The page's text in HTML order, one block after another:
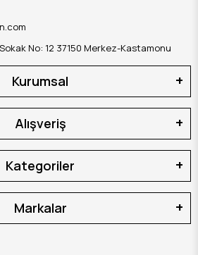
No: 12 37150 Merkez-Kastamonu
Kurumsal
Alışveriş
Kategoriler
Markalar